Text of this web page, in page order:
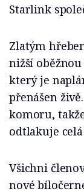
Starlink
Zlatým
nižší
který je
přenášen
komoru,
odtlakuje
Všichni
nové